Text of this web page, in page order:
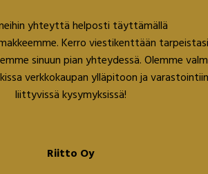
yhteyttä helposti täyttämällä
Kerro viestikenttään
sinuun pian yhteydessä. Olemme
verkkokaupan ylläpitoon ja
liittyvissä kysymyksissä!​
Riitto Oy